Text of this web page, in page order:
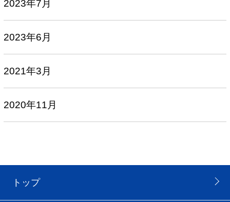
2023年7月
2023年6月
2021年3月
2020年11月
トップ